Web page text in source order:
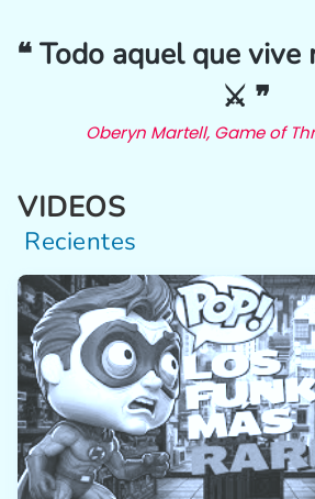
❝ Todo aquel que vive
⚔️ ❞
Oberyn Martell, Game of
VIDEOS
Recientes